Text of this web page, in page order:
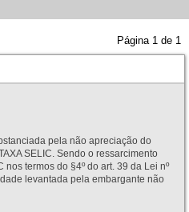
Página 1 de 1
pela não apreciação do
SELIC. Sendo o ressarcimento
termos do §4º do art. 39 da Lei nº
levantada pela embargante não